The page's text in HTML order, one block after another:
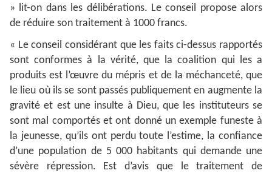
» lit-on dans les délibérations. Le conseil propose alors
de réduire son traitement à 1000 francs.
« Le conseil considérant que les faits ci-dessus rapportés
sont conformes à la vérité, que la coalition qui les a
produits est l’œuvre du mépris et de la méchanceté, que
le lieu où ils se sont passés publiquement en augmente la
gravité et est une insulte à Dieu, que les instituteurs se
sont mal comportés et ont donné un exemple funeste à
la jeunesse, qu’ils ont perdu toute l’estime, la confiance
d’une population de 5 000 habitants qui demande une
sévère répression. Est d’avis que le traitement de